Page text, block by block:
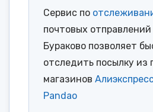
Сервис по
почтовых
Бураково позволяет
отследить посылку из
магазинов
Pandao